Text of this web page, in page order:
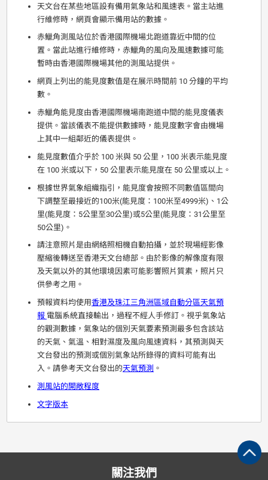
天文台在某些地區設有備用氣象站和風速表。當主站進
行維修時，網頁會顯示備用站的數據。
赤鱲角測風站位於香港國際機場北跑道靠近中間的位
置。當此站進行維修時，赤鱲角的風向及風速數據可能
暫時由香港國際機場其他的測風站提供。
網頁上列出的能見度數值是在展示時間前 10 分鐘的平均
數。
赤鱲角能見度由香港國際機場南跑道中間的能見度儀表
提供。當該儀表不能提供數據時，能見度數字會由機場
上其中一組鄰近的儀表提供。
能見度數值介乎於 100 米與 50 公里，100 米表示能見度
在 100 米或以下，50 公里表示能見度在 50 公里或以上。
根據世界氣象組織指引，能見度會按照不同數值區間向
下調整至最接近的100米(能見度：100米至4999米)、1公
里(能見度：5公里至30公里)或5公里(能見度：31公里至
50公里)。
請注意照片是由網絡照相機自動拍攝，並於現場經影像
壓縮後轉送至香港天文台總部。由於影像的解像度有限
及天氣以外的其他環境因素可能影響照片質素，照片只
供參考之用。
預報資料均使用香港及珠江三角洲區域自動分區天氣預
報 電腦系統直接輸出，過程不經人手修訂。視乎氣象站
的觀測數據，氣象站的個別天氣要素預測最多包含該站
的天氣、氣溫、相對濕度及風向風速資料，其預測與天
文台發出的預測或個別氣象站所錄得的資料可能有出
入。請參考天文台發出的天氣預測 。
測風站的開敞程度
文字版本
關注我們